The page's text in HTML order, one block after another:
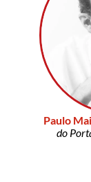
Paulo
do